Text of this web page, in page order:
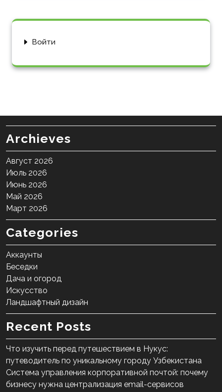
Войти
Archieves
Август 2026
Июль 2026
Июнь 2026
Май 2026
Март 2026
Categories
Аккаунты
Беседки
Дача и огород
Искусство
Ландшафтный дизайн
Recent Posts
Что изучить перед путешествием в Нукус:
путеводитель по уникальному городу Узбекистана
Система управления корпоративной почтой: почему
бизнесу нужна централизация email-сервисов